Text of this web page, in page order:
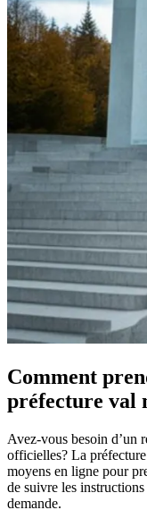
Comment
préfecture val
Avez-vous besoin d’un
officielles? La
moyens en ligne pour
de suivre les
demande.